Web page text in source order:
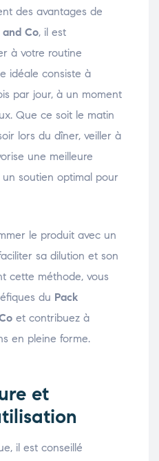
des avantages de
Co, il est
à votre routine
idéale consiste à
par jour, à un moment
Que ce soit le matin
lors du dîner, veiller à
une meilleure
soutien optimal pour
le produit avec un
sa dilution et son
cette méthode, vous
du Pack
et contribuez à
en pleine forme.
et
il est conseillé